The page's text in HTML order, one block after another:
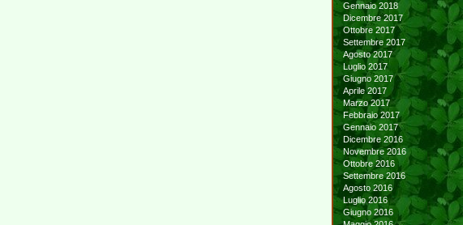
Gennaio 2018
Dicembre 2017
Ottobre 2017
Settembre 2017
Agosto 2017
Luglio 2017
Giugno 2017
Aprile 2017
Marzo 2017
Febbraio 2017
Gennaio 2017
Dicembre 2016
Novembre 2016
Ottobre 2016
Settembre 2016
Agosto 2016
Luglio 2016
Giugno 2016